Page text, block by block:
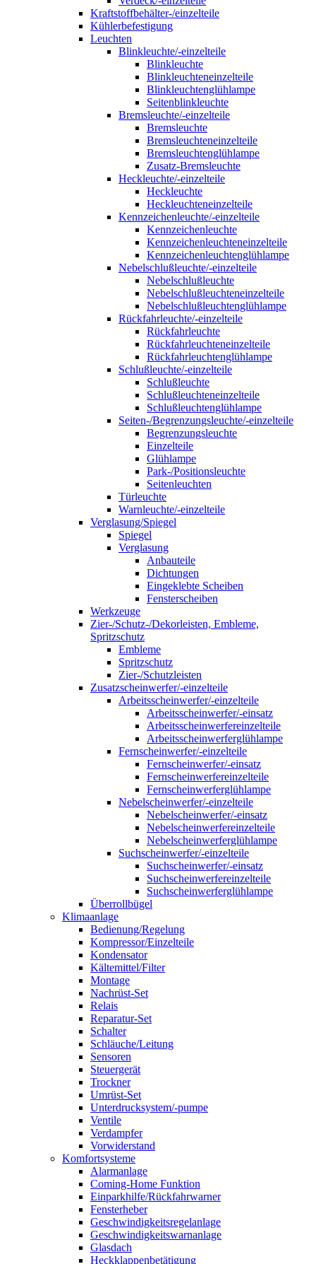
Kraftstoffbehälter-/einzelteile
Kühlerbefestigung
Leuchten
Blinkleuchte/-einzelteile
Blinkleuchte
Blinkleuchteneinzelteile
Blinkleuchtenglühlampe
Seitenblinkleuchte
Bremsleuchte/-einzelteile
Bremsleuchte
Bremsleuchteneinzelteile
Bremsleuchtenglühlampe
Zusatz-Bremsleuchte
Heckleuchte/-einzelteile
Heckleuchte
Heckleuchteneinzelteile
Kennzeichenleuchte/-einzelteile
Kennzeichenleuchte
Kennzeichenleuchteneinzelteile
Kennzeichenleuchtenglühlampe
Nebelschlußleuchte/-einzelteile
Nebelschlußleuchte
Nebelschlußleuchteneinzelteile
Nebelschlußleuchtenglühlampe
Rückfahrleuchte/-einzelteile
Rückfahrleuchte
Rückfahrleuchteneinzelteile
Rückfahrleuchtenglühlampe
Schlußleuchte/-einzelteile
Schlußleuchte
Schlußleuchteneinzelteile
Schlußleuchtenglühlampe
Seiten-/Begrenzungsleuchte/-einzelteile
Begrenzungsleuchte
Einzelteile
Glühlampe
Park-/Positionsleuchte
Seitenleuchten
Türleuchte
Warnleuchte/-einzelteile
Verglasung/Spiegel
Spiegel
Verglasung
Anbauteile
Dichtungen
Eingeklebte Scheiben
Fensterscheiben
Werkzeuge
Zier-/Schutz-/Dekorleisten, Embleme,
Spritzschutz
Embleme
Spritzschutz
Zier-/Schutzleisten
Zusatzscheinwerfer/-einzelteile
Arbeitsscheinwerfer/-einzelteile
Arbeitsscheinwerfer/-einsatz
Arbeitsscheinwerfereinzelteile
Arbeitsscheinwerferglühlampe
Fernscheinwerfer/-einzelteile
Fernscheinwerfer/-einsatz
Fernscheinwerfereinzelteile
Fernscheinwerferglühlampe
Nebelscheinwerfer/-einzelteile
Nebelscheinwerfer/-einsatz
Nebelscheinwerfereinzelteile
Nebelscheinwerferglühlampe
Suchscheinwerfer/-einzelteile
Suchscheinwerfer/-einsatz
Suchscheinwerfereinzelteile
Suchscheinwerferglühlampe
Überrollbügel
Klimaanlage
Bedienung/Regelung
Kompressor/Einzelteile
Kondensator
Kältemittel/Filter
Montage
Nachrüst-Set
Relais
Reparatur-Set
Schalter
Schläuche/Leitung
Sensoren
Steuergerät
Trockner
Umrüst-Set
Unterdrucksystem/-pumpe
Ventile
Verdampfer
Vorwiderstand
Komfortsysteme
Alarmanlage
Coming-Home Funktion
Einparkhilfe/Rückfahrwarner
Fensterheber
Geschwindigkeitsregelanlage
Geschwindigkeitswarnanlage
Glasdach
Heckklappenbetätigung